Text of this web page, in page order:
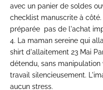
avec un panier de soldes
checklist manuscrite à
préparée pas de l'achat
4. La maman sereine qui
shirt d'allaitement 23 Mai
détendu, sans
travail silencieusement.
aucun stress.